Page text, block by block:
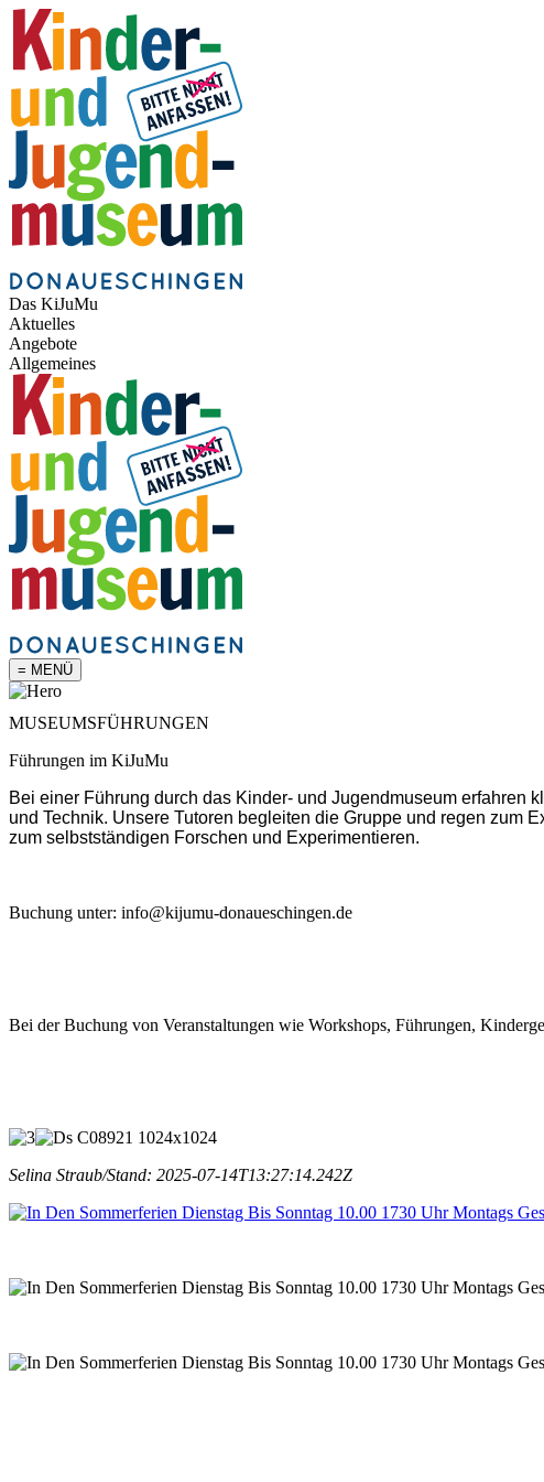
Das KiJuMu
Aktuelles
Angebote
Allgemeines
= MENÜ
MUSEUMSFÜHRUNGEN
Führungen im KiJuMu
Bei einer Führung durch das Kinder- und Jugendmuseum
und Technik. Unsere Tutoren begleiten die Gruppe und regen zum
zum selbstständigen Forschen und Experimentieren.
Buchung unter: info@kijumu-donaueschingen.de
Bei der Buchung von Veranstaltungen wie Workshops, Führungen,
Selina Straub/Stand: 2025-07-14T13:27:14.242Z